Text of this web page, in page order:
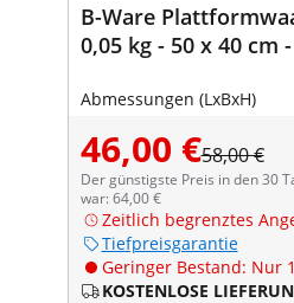
B-Ware
0,05 kg - 50 x 40 cm
Abmessungen (LxBxH)
46,00 €58,00 €
Der günstigste Preis in den 30
war: 64,00 €
Zeitlich begrenztes
Tiefpreisgarantie
Geringer Bestand: Nur
KOSTENLOSE